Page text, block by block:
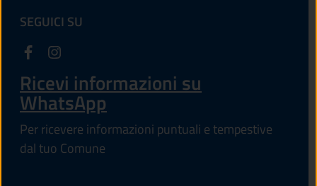
SEGUICI SU
Ricevi informazioni su
WhatsApp
Per ricevere informazioni puntuali e tempestive
dal tuo Comune